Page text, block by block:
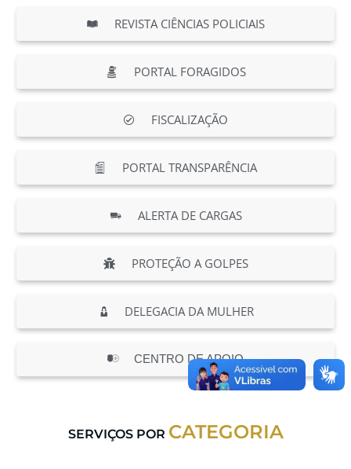
REVISTA CIÊNCIAS POLICIAIS
PORTAL FORAGIDOS
FISCALIZAÇÃO
PORTAL TRANSPARÊNCIA
ALERTA DE CARGAS
PROTEÇÃO A GOLPES
DELEGACIA DA MULHER
CENTRO DE APOIO
SERVIÇOS POR CATEGORIA